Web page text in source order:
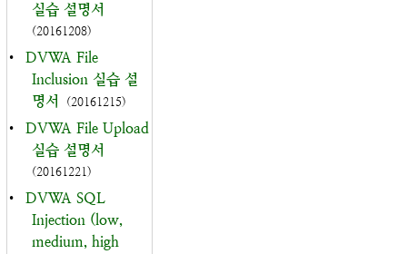
실습 설명서
(20161208)
•
DVWA File
Inclusion 실습 설
명서
(20161215)
•
DVWA File Upload
실습 설명서
(20161221)
•
DVWA SQL
Injection (low,
medium, high